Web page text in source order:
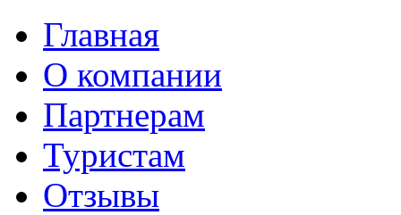
Главная
О компании
Партнерам
Туристам
Отзывы